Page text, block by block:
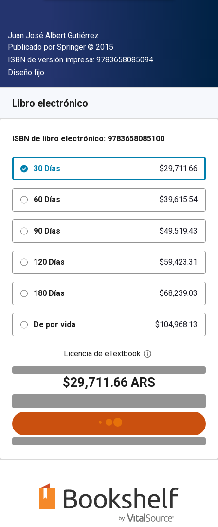
Autor(es)
Juan José Albert Gutiérrez
Editor
Publicado por Springer Copyright
© 2015
ISBN de versión impresa: 9783658085094"ISBN-13
Formato
Diseño fijo
Libro electrónico
ISBN de libro electrónico: 9783658085100
30 Días $29,711.66
60 Días $39,615.54
90 Días $49,519.43
120 Días $59,423.31
180 Días $68,239.03
De por vida $104,968.13
Licencia de eTextbook Abre el cuadro de
$29,711.66 ARS